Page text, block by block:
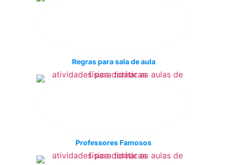
Regras para sala de aula
Professores Famosos